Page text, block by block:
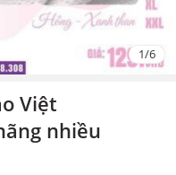
1/6
Việt
nhiều